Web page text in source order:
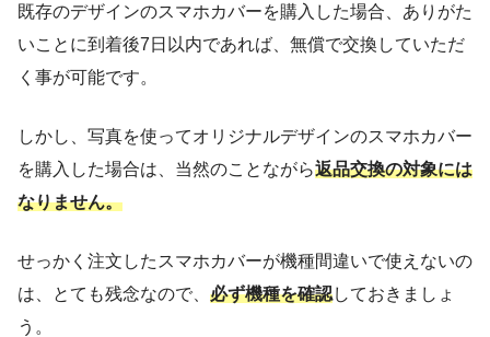
既存のデザインのスマホカバーを購入した場合、ありがた
いことに到着後7日以内であれば、無償で交換していただ
く事が可能です。
しかし、写真を使ってオリジナルデザインのスマホカバー
を購入した場合は、当然のことながら返品交換の対象には
なりません。
せっかく注文したスマホカバーが機種間違いで使えないの
は、とても残念なので、 必ず機種を確認しておきましょ
う。